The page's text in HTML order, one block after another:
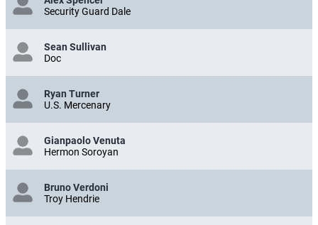
Security Guard Dale
Sean Sullivan
Doc
Ryan Turner
U.S. Mercenary
Gianpaolo Venuta
Hermon Soroyan
Bruno Verdoni
Troy Hendrie